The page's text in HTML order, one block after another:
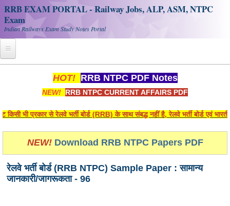
RRB EXAM PORTAL - Railway Jobs, ALP, ASM, NTPC
Exam
Indian Railways Exam Study Notes Portal
Register
Railway JOBS
RRB Apply Online
RRB Portal - हिन्दी
HOT! RRB NTPC PDF Notes
NEW! RRB NTPC CURRENT AFFAIRS PDF
भी प्रकार से रेलवे भर्ती बोर्ड (RRB) के साथ संबद्ध नहीं है, रेलवे भर्ती बोर्ड एवं
NEW! Download RRB NTPC Papers PDF
रेलवे भर्ती बोर्ड (RRB NTPC) Sample Paper : सामान्य
जानकारी/जागरूकता - 96